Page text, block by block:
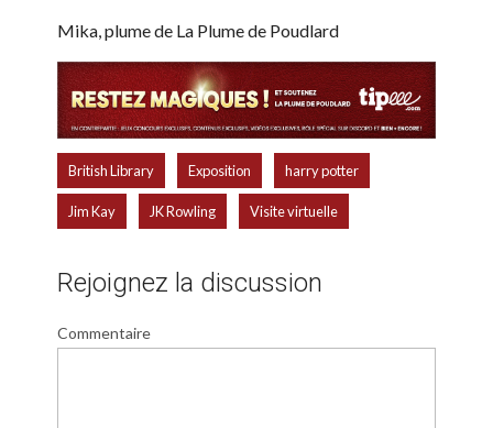
Mika, plume de La Plume de Poudlard
British Library Exposition harry potter
Jim Kay JK Rowling Visite virtuelle
Rejoignez la discussion
Commentaire